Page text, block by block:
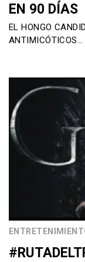
EN 90 DÍAS
EL HONGO
ANTIMICÓTICOS…